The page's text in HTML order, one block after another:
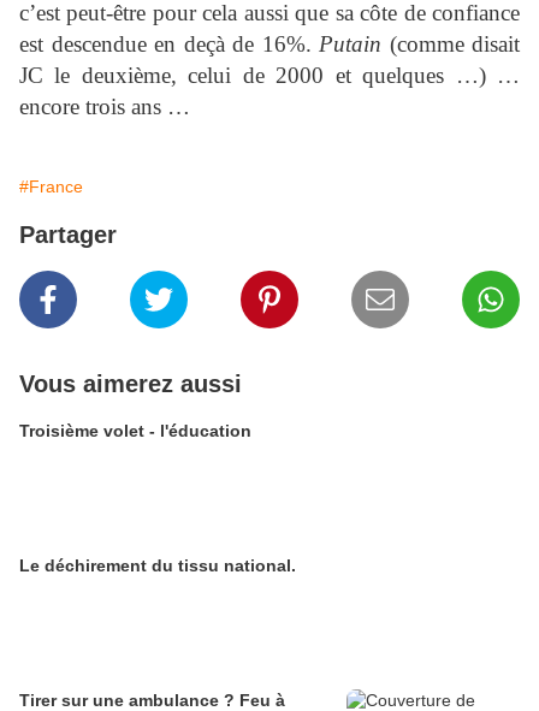
c’est peut-être pour cela aussi que sa côte de confiance
est descendue en deçà de 16%. Putain (comme disait
JC le deuxième, celui de 2000 et quelques …) …
encore trois ans …
#France
Partager
Vous aimerez aussi
Troisième volet - l'éducation
Le déchirement du tissu national.
Tirer sur une ambulance ? Feu à